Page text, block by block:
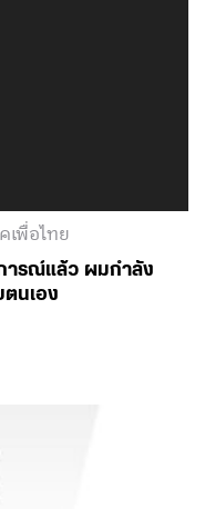
เพื่อไทย
ารณ์แล้ว ผมกำลัง
นเอง